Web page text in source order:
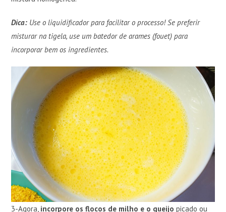
Dica: Use o liquidificador para facilitar o processo! Se preferir
misturar na tigela, use um batedor de arames (fouet) para
incorporar bem os ingredientes.
3-Agora, incorpore os flocos de milho e o queijo picado ou